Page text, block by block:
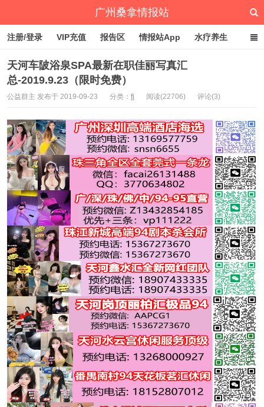
广州桑拿情报站
注册/登录 VIP充值 报告区 情报站App 水疗养生
深圳桑拿情报站 文章归档 标签云 点赞排行
天河车陂浴泉SPA最新在职佳丽写真汇
总-2019.9.23（限时免费）
公益群主 发布于 2019-09-23 分类： fj 阅读(22706) 评论(3)